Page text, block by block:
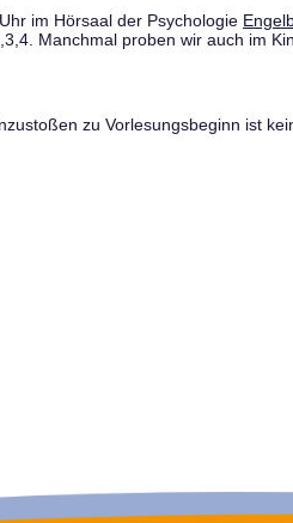
im Hörsaal der Psychologie
Manchmal proben wir auch im
zu Vorlesungsbeginn ist